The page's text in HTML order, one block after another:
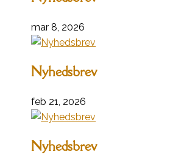
mar 8, 2026
Nyhedsbrev
feb 21, 2026
Nyhedsbrev